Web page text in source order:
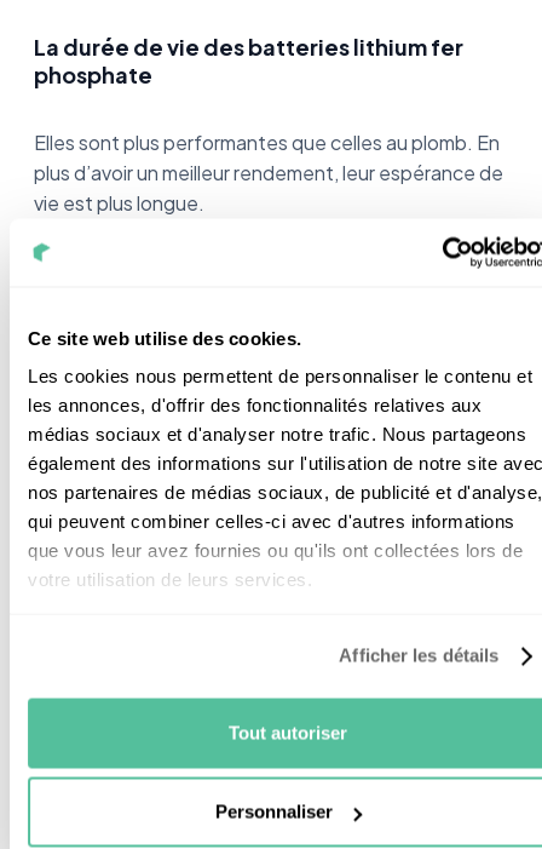
Ce site web utilise des cookies.
Les cookies nous permettent de personnaliser le contenu et
les annonces, d'offrir des fonctionnalités relatives aux
médias sociaux et d'analyser notre trafic. Nous partageons
également des informations sur l'utilisation de notre site
nos partenaires de médias sociaux, de publicité et d'analyse,
qui peuvent combiner celles-ci avec d'autres informations
que vous leur avez fournies ou qu'ils ont collectées lors de
votre utilisation de leurs services.
Afficher les détails
Tout autoriser
Personnaliser
La durée de vie des batteries lithiumfer
phosphate
Elles sont plus performantes que celles au plomb. En
plus d’avoir un meilleur rendement, leur espérance de
vie est plus longue.
Elles peuvent supporter
jusqu’à 3000 cycles.
réaliser 2000 cycles en étant chargées et
déchargées à 100%.
Si le niveau de décharge reste faible, elles
fonctionnent plus longtemps.
avec 80% de DOD.
profondes et aux surcharges. Je vais vous expliquer
comment optimiser leur longévité grâce à un
régulateur, un peu plus bas.